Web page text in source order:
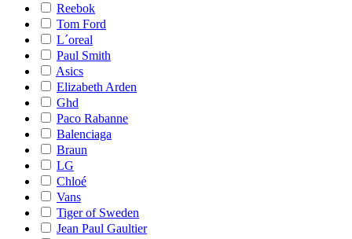
Reebok
Tom Ford
L´oreal
Paul Smith
Asics
Elizabeth Arden
Ghd
Paco Rabanne
Balenciaga
Braun
LG
Chloé
Vans
Tiger of Sweden
Jean Paul Gaultier